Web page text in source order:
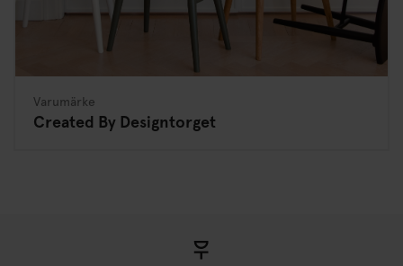
Varumärke
Created By Designtorget